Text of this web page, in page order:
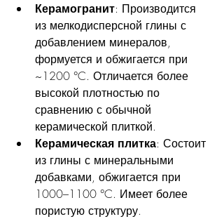
Керамогранит: Производится
из мелкодисперсной глины с
добавлением минералов,
формуется и обжигается при
~1200 °C. Отличается более
высокой плотностью по
сравнению с обычной
керамической плиткой.
Керамическая плитка: Состоит
из глины с минеральными
добавками, обжигается при
1000–1100 °C. Имеет более
пористую структуру.